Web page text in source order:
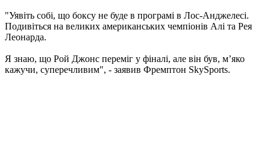
"Уявіть собі, що боксу не буде в програмі в Лос-Анджелесі.
Подивіться на великих американських чемпіонів Алі та Рея
Леонарда.
Я знаю, що Рой Джонс переміг у фіналі, але він був, м’яко
кажучи, суперечливим", - заявив Фремптон SkySports.